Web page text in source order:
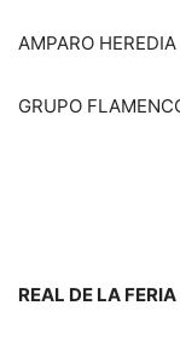
AMPARO HEREDIA
GRUPO
REAL DE LA FERIA